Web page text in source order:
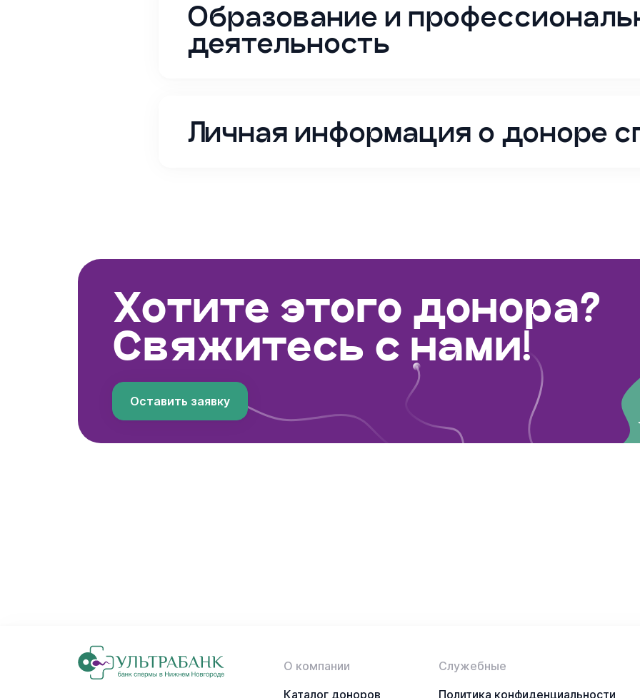
Образование и
деятельность
Личная информация о доноре
Хотите этого донора?
Свяжитесь с нами!
Оставить заявку
О компании
Каталог доноров
Служебные
Политика конфиденциальности